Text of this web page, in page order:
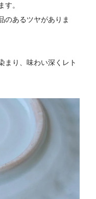
す。
のあるツヤがありま
まり、味わい深くレト